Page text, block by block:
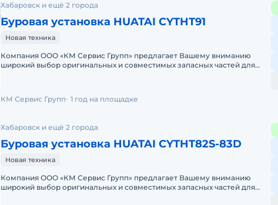
Хабаровск и ещё 2 города
Буровая установка HUATAI CYTHT91
Новая техника
Компания ООО «КМ Сервис Групп» предлагает Вашему вниманию
широкий выбор оригинальных и совместимых запасных частей для
КМ Сервис Групп 1 год на площадке
Хабаровск и ещё 2 города
Буровая установка HUATAI CYTHT82S-83D
Новая техника
Компания ООО «КМ Сервис Групп» предлагает Вашему вниманию
широкий выбор оригинальных и совместимых запасных частей для